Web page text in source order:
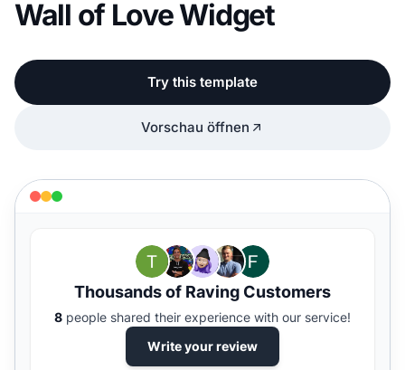
Wall of Love Widget
Try this template
Vorschau öffnen